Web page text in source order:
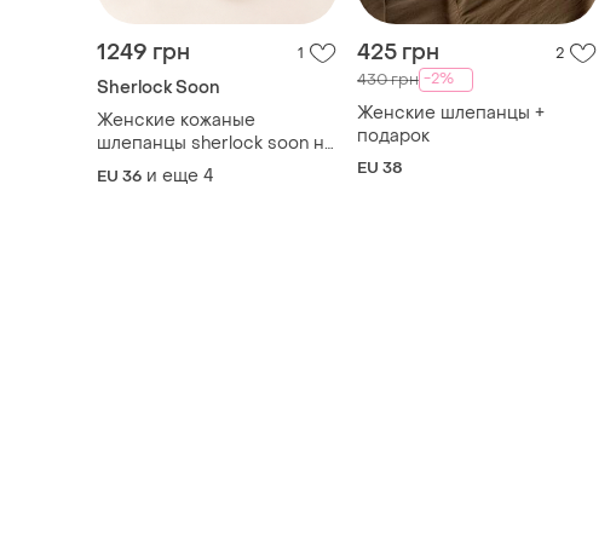
1249 грн 1
Sherlock Soon
Женские кожаные
шлепанцы sherlock soon на
платформе 36–40
EU 36 и еще 4
425 грн 2
430 грн -2%
Женские шлепанцы +
подарок
EU 38